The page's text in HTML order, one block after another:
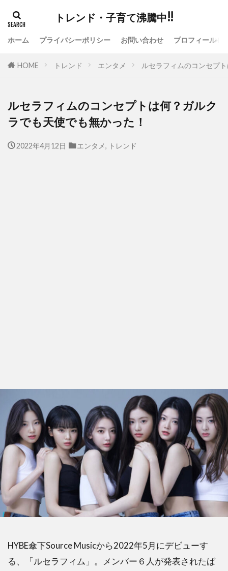
トレンド・子育て沸騰中!!
ホーム プライバシーポリシー お問い合わせ プロフィール
HOME トレンド エンタメ ルセラフィムのコンセプ
ルセラフィムのコンセプトは何？ガルク
ラでも天使でも無かった！
2022年4月12日 エンタメ, トレンド
HYBE傘下Source Musicから2022年5月にデビューす
る、「ルセラフィム」。メンバー６人が発表されたば